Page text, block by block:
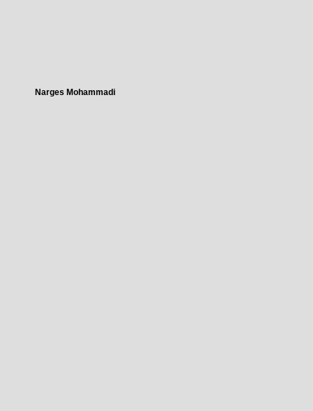
Narges Mohammadi